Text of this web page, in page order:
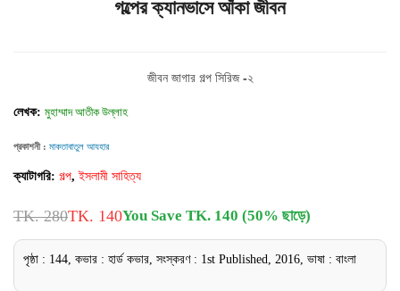
গল্পের ক্যানভাসে আঁকা জীবন
জীবন জাগার গল্প সিরিজ -২
লেখক: মুহাম্মাদ আতীক উল্লাহ
প্রকাশনী : মাকতাবাতুল আযহার
ক্যাটাগরি: গল্প,ইসলামী সাহিত্য
TK. 280TK. 140You Save TK. 140 (50% ছাড়ে)
পৃষ্ঠা : 144, কভার : হার্ড কভার, সংস্করণ : 1st Published, 2016, ভাষা : বাংলা